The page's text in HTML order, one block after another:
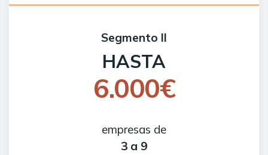
Segmento II
HASTA
6.000€
empresas de
3 a 9